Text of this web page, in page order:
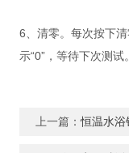
6、清零。每次按下
示“0”，等待下次测试。
上一篇：恒温水浴